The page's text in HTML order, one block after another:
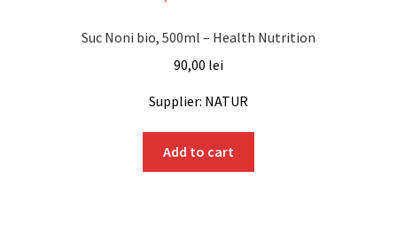
Suc Noni bio, 500ml – Health Nutrition
90,00 lei
Supplier: NATUR
Add to cart